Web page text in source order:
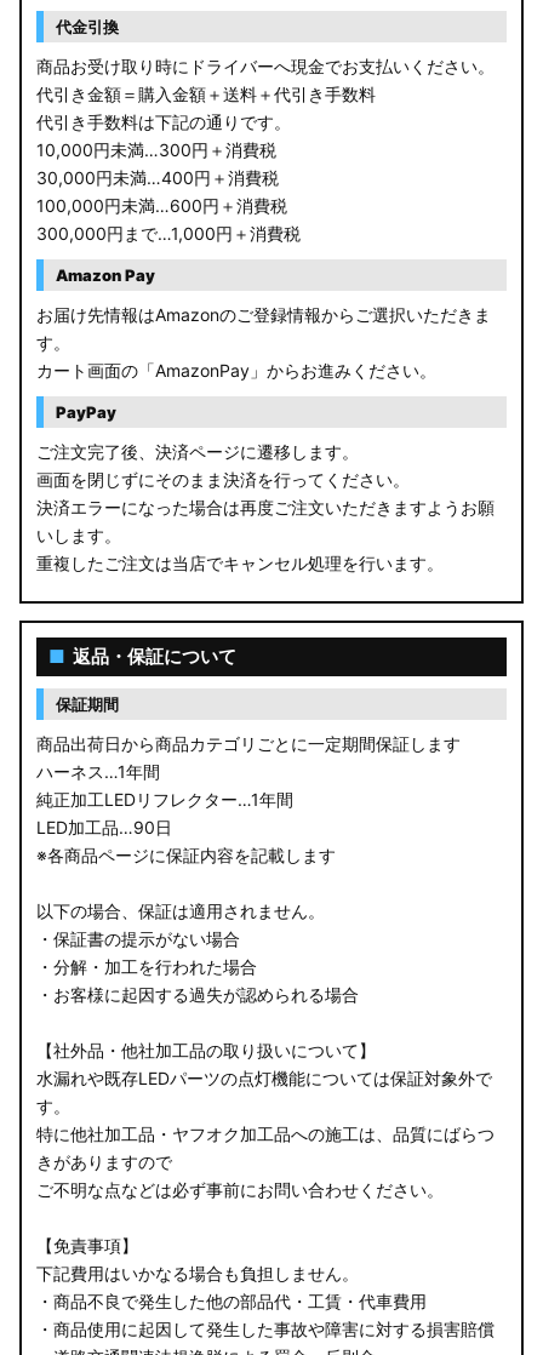
RP6/7 ステップワゴン
RP1/2 RP3/4 ステップワゴン/スパーダ
RK5/6 ステップワゴンスパーダ
RC1/2 オデッセイ
GB5〜8 フリード
GR フィット
GP5/6 GK3〜6 フィット
MK53S スペーシアカスタム
MA37S/MA27S ソリオ / ソリオ バンディット
MA26S/MA36S ソリオ
ZC33S スイフトスポーツ
LA650S タントカスタム
LA600S タントカスタム
LA150S ムーヴカスタム
LA700S ウェイク
GN0W アウトランダー
GK1W/GK9W エクリプスクロス
CV1W デリカD:5
B34A/B35A/B37A/B38A デリカミニ
B34W/B35W/B37W/B38W ekクロススペース
B34W/B35W/B37W/B38W ekクロス
KG CX-8
GU クロストレック
GU インプレッサ
代金引換
商品お受け取り時にドライバーへ現金でお支払いください。
代引き金額＝購入金額＋送料＋代引き手数料
代引き手数料は下記の通りです。
10,000円未満…300円＋消費税
30,000円未満…400円＋消費税
100,000円未満…600円＋消費税
300,000円まで…1,000円＋消費税
Amazon Pay
お届け先情報はAmazonのご登録情報からご選択いただきま
す。
カート画面の「AmazonPay」からお進みください。
PayPay
ご注文完了後、決済ページに遷移します。
画面を閉じずにそのまま決済を行ってください。
決済エラーになった場合は再度ご注文いただきますようお願
いします。
重複したご注文は当店でキャンセル処理を行います。
■ 返品・保証について
保証期間
商品出荷日から商品カテゴリごとに一定期間保証します
ハーネス…1年間
純正加工LEDリフレクター…1年間
LED加工品…90日
※各商品ページに保証内容を記載します
以下の場合、保証は適用されません。
・保証書の提示がない場合
・分解・加工を行われた場合
・お客様に起因する過失が認められる場合
【社外品・他社加工品の取り扱いについて】
水漏れや既存LEDパーツの点灯機能については保証対象外で
す。
特に他社加工品・ヤフオク加工品への施工は、品質にばらつ
きがありますので
ご不明な点などは必ず事前にお問い合わせください。
【免責事項】
下記費用はいかなる場合も負担しません。
・商品不良で発生した他の部品代・工賃・代車費用
・商品使用に起因して発生した事故や障害に対する損害賠償